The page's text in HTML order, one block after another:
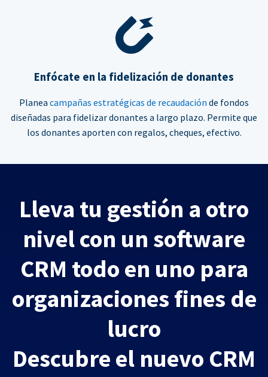
Enfócate en la fidelización de donantes
Planea campañas estratégicas de recaudación de fondos
diseñadas para fidelizar donantes a largo plazo. Permite que
los donantes aporten con regalos, cheques, efectivo.
Lleva tu gestión a otro
nivel con un software
CRM todo en uno para
organizaciones fines de
lucro
Descubre el nuevo CRM